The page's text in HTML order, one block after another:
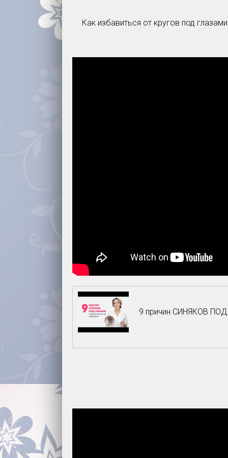
Как избавиться от кругов под
9 причин СИНЯКОВ